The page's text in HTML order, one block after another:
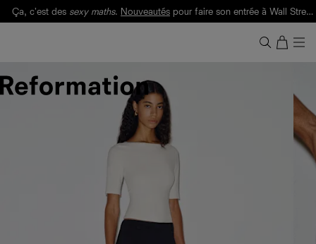
Ça, c'est des sexy maths. Nouveautés pour faire son entrée à Wall Street.